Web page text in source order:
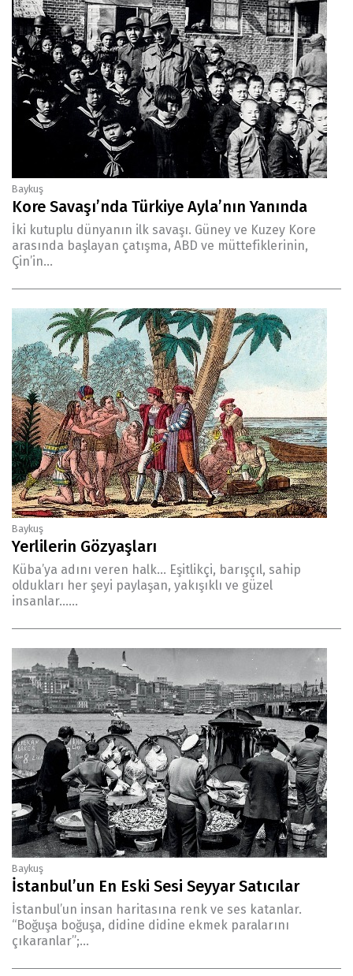
Baykuş
Kore Savaşı’nda Türkiye Ayla’nın Yanında
İki kutuplu dünyanın ilk savaşı. Güney ve Kuzey Kore
arasında başlayan çatışma, ABD ve müttefiklerinin,
Çin’in...
Baykuş
Yerlilerin Gözyaşları
Küba’ya adını veren halk... Eşitlikçi, barışçıl, sahip
oldukları her şeyi paylaşan, yakışıklı ve güzel
insanlar......
Baykuş
İstanbul’un En Eski Sesi Seyyar Satıcılar
İstanbul’un insan haritasına renk ve ses katanlar.
“Boğuşa boğuşa, didine didine ekmek paralarını
çıkaranlar”;...